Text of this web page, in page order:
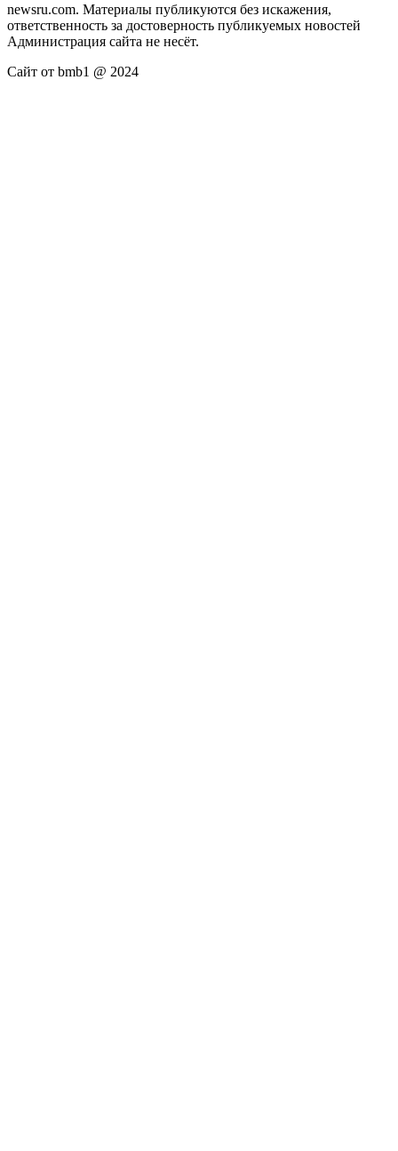
newsru.com. Материалы публикуются без искажения,
ответственность за достоверность публикуемых новостей
Администрация сайта не несёт.
Сайт от bmb1 @ 2024